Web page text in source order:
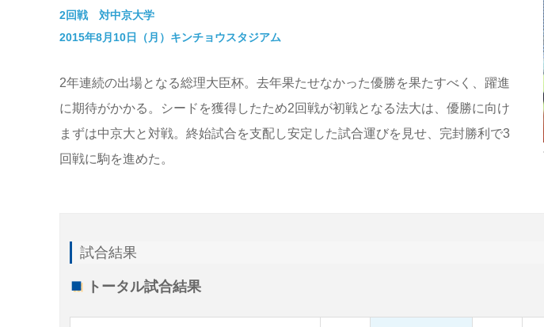
2回戦 対中京大学
2015年8月10日（月）キンチョウスタジアム
2年連続の出場となる総理大臣杯。去年果たせなかった優勝を果たすべく、躍進
に期待がかかる。シードを獲得したため2回戦が初戦となる法大は、優勝に向け
まずは中京大と対戦。終始試合を支配し安定した試合運びを見せ、完封勝利で3
回戦に駒を進めた。
試合結果
トータル試合結果